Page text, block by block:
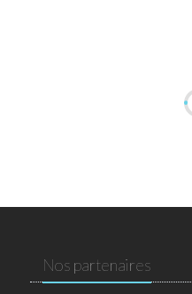
Nos partenaires